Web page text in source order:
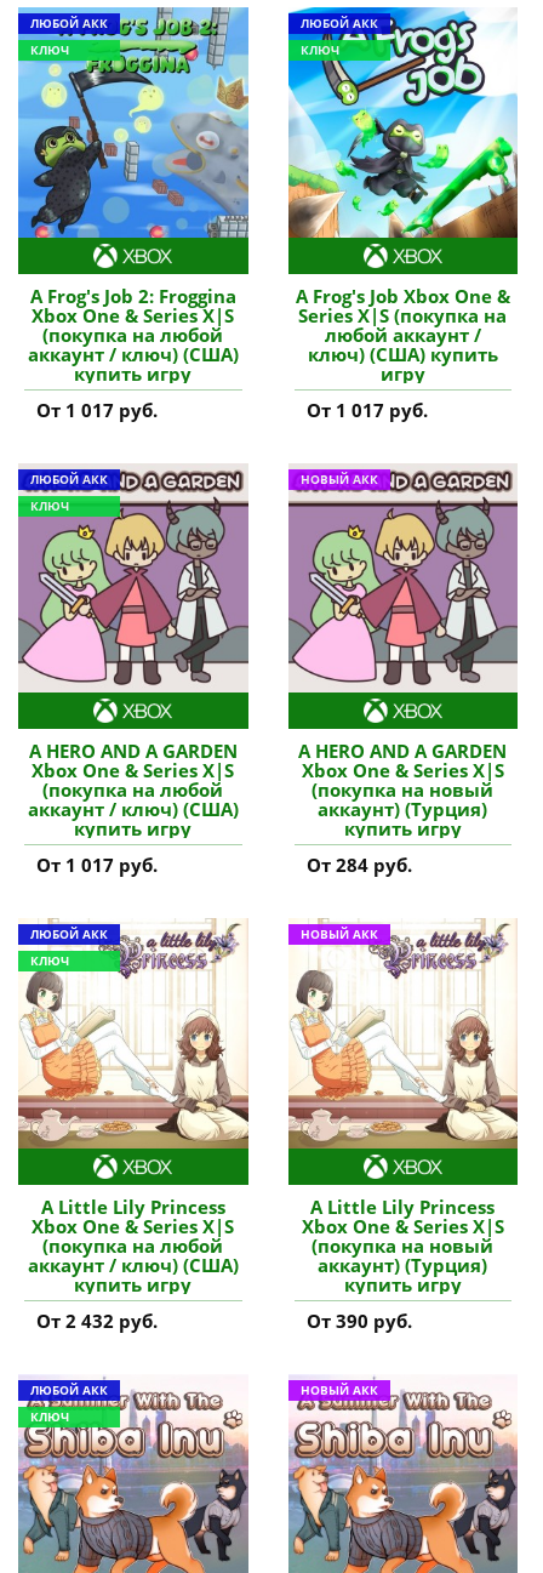
ЛЮБОЙ АКК
КЛЮЧ
A Frog's Job 2: Froggina
Xbox One & Series X|S
(покупка на любой
аккаунт / ключ) (США)
купить игру
От 1 017 руб.
ЛЮБОЙ АКК
КЛЮЧ
A Frog's Job Xbox One &
Series X|S (покупка на
любой аккаунт /
ключ) (США) купить
игру
От 1 017 руб.
ЛЮБОЙ АКК
КЛЮЧ
A HERO AND A GARDEN
Xbox One & Series X|S
(покупка на любой
аккаунт / ключ) (США)
купить игру
От 1 017 руб.
НОВЫЙ АКК
A HERO AND A GARDEN
Xbox One & Series X|S
(покупка на новый
аккаунт) (Турция)
купить игру
От 284 руб.
ЛЮБОЙ АКК
КЛЮЧ
A Little Lily Princess
Xbox One & Series X|S
(покупка на любой
аккаунт / ключ) (США)
купить игру
От 2 432 руб.
НОВЫЙ АКК
A Little Lily Princess
Xbox One & Series X|S
(покупка на новый
аккаунт) (Турция)
купить игру
От 390 руб.
ЛЮБОЙ АКК
КЛЮЧ
НОВЫЙ АКК